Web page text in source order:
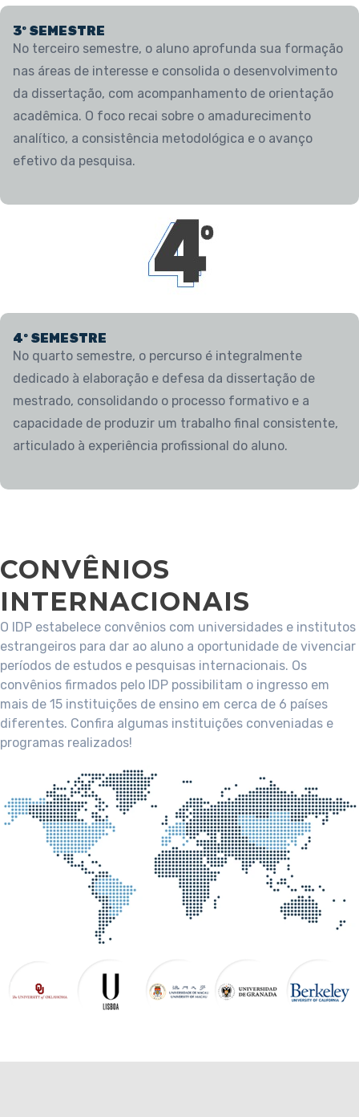
3º SEMESTRE
No terceiro semestre, o aluno aprofunda sua formação
nas áreas de interesse e consolida o desenvolvimento
da dissertação, com acompanhamento de orientação
acadêmica. O foco recai sobre o amadurecimento
analítico, a consistência metodológica e o avanço
efetivo da pesquisa.
4º SEMESTRE
No quarto semestre, o percurso é integralmente
dedicado à elaboração e defesa da dissertação de
mestrado, consolidando o processo formativo e a
capacidade de produzir um trabalho final consistente,
articulado à experiência profissional do aluno.
CONVÊNIOS
INTERNACIONAIS
O IDP estabelece convênios com universidades e institutos
estrangeiros para dar ao aluno a oportunidade de vivenciar
períodos de estudos e pesquisas internacionais. Os
convênios firmados pelo IDP possibilitam o ingresso em
mais de 15 instituições de ensino em cerca de 6 países
diferentes. Confira algumas instituições conveniadas e
programas realizados!